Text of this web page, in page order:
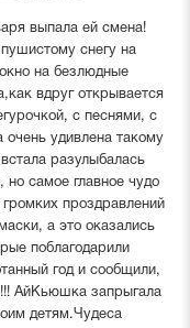
выпала ей смена!
снегу на
на безлюдные
вдруг открывается
с песнями, с
удивлена такому
разулыбалась
самое главное чудо
проздравлений
а это оказались
поблагодарили
год и сообщили,
АйКьюшка запрыгала
детям.Чудеса